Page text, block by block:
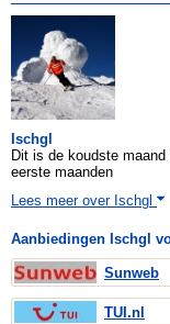
Ischgl
Dit is de koudste
eerste maanden
Lees meer over Ischgl
Aanbiedingen Ischgl
Sunweb
TUI.nl